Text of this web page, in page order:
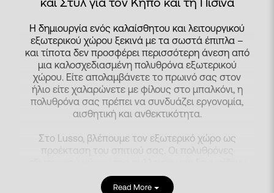
Η δημιουργία ενός καλαίσθητου και λειτουργικού
εξωτερικού χώρου ξεκινά με τα σωστά έπιπλα –
και τίποτα δεν προσφέρει περισσότερη άνεση από
μια καλοσχεδιασμένη πολυθρόνα εξωτερικού
χώρου. Είτε απολαμβάνετε το πρωινό σας στον
ήλιο είτε χαλαρώνετε με φίλους στο μπαλκόνι, η
πολυθρόνα σας πρέπει να συνδυάζει εργονομία,
αισθητική και ανθεκτικότητα.
Στο Lusso, βλέπουμε τον εξωτερικό χώρο ως
προέκταση του σπιτιού σας. Οι πολυθρόνες
για την κομψή τους γραμμή, την προσεγμένη
ποιότητα κατασκευής και τη δυνατότητα να
Read More